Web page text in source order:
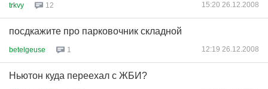
trkvy 12 15:20 26.12.2008
посдкажите про парковочник складной
betelgeuse 1 12:19 26.12.2008
Ньютон куда переехал с ЖБИ?